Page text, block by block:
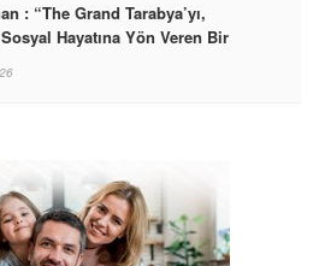
: “The Grand Tarabya’yı,
Hayatına Yön Veren Bir
Haline Getirmeyi Hedefliyorum”